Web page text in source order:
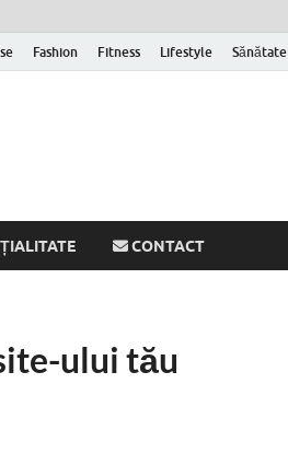
Fashion Fitness Lifestyle Sănătate
CONTACT
ului tău